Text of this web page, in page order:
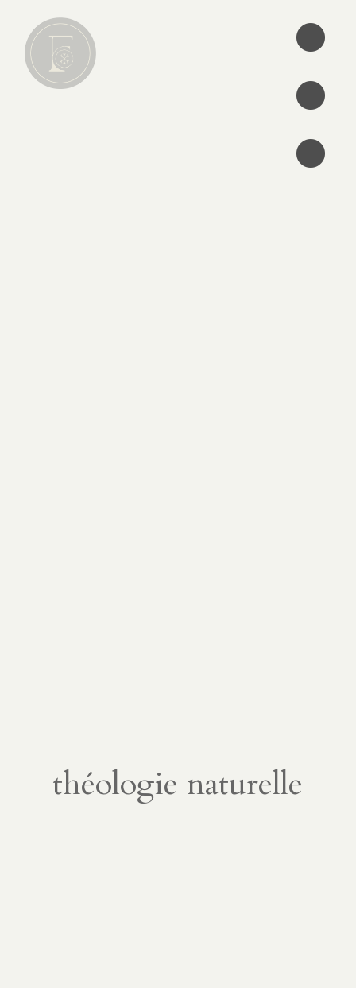
•
•
•
théologie naturelle